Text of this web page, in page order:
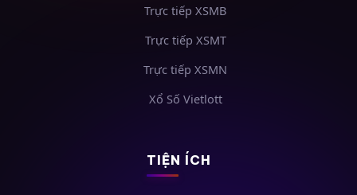
Trực tiếp XSMB
Trực tiếp XSMT
Trực tiếp XSMN
Xổ Số Vietlott
TIỆN ÍCH